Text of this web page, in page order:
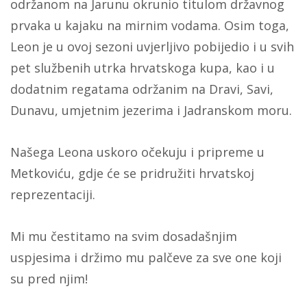
održanom na Jarunu okrunio titulom državnog
prvaka u kajaku na mirnim vodama. Osim toga,
Leon je u ovoj sezoni uvjerljivo pobijedio i u svih
pet službenih utrka hrvatskoga kupa, kao i u
dodatnim regatama održanim na Dravi, Savi,
Dunavu, umjetnim jezerima i Jadranskom moru.
Našega Leona uskoro očekuju i pripreme u
Metkoviću, gdje će se pridružiti hrvatskoj
reprezentaciji.
Mi mu čestitamo na svim dosadašnjim
uspjesima i držimo mu palčeve za sve one koji
su pred njim!